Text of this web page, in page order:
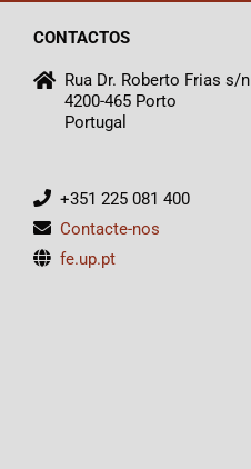
CONTACTOS
Rua Dr. Roberto Frias s/n
4200-465 Porto
Portugal
+351 225 081 400
Contacte-nos
fe.up.pt